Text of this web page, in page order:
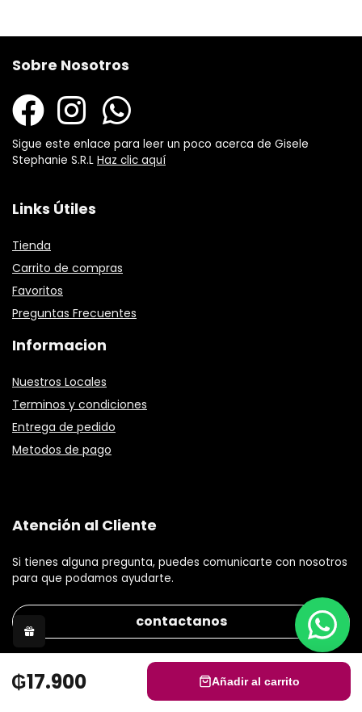
Sobre Nosotros
Sigue este enlace para leer un poco acerca de Gisele
Stephanie S.R.L Haz clic aquí
Links Útiles
Tienda
Carrito de compras
Favoritos
Preguntas Frecuentes
Informacion
Nuestros Locales
Terminos y condiciones
Entrega de pedido
Metodos de pago
Atención al Cliente
Si tienes alguna pregunta, puedes comunicarte con nosotros
para que podamos ayudarte.
contactanos
₲17.900 Añadir al carrito